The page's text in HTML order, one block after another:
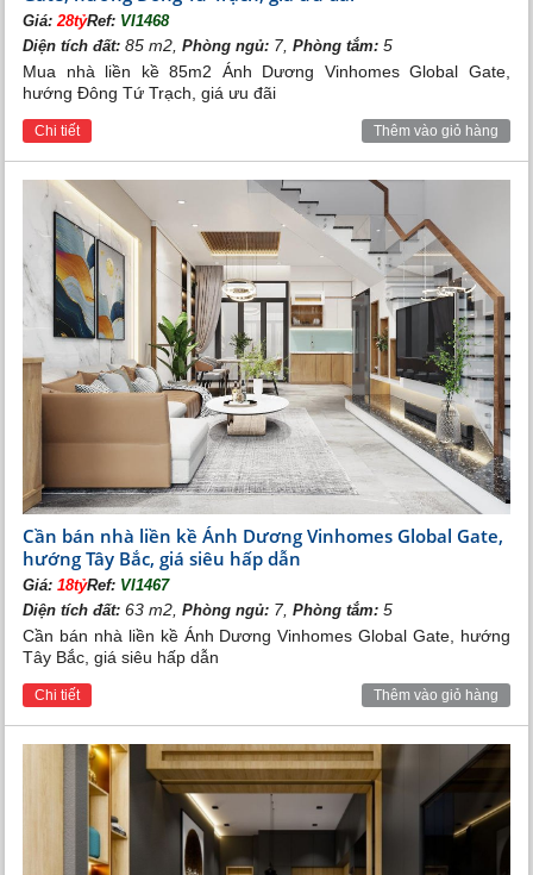
Giá:28tỷRef: VI1468
Diện tích đất: 85 m2,Phòng ngủ: 7,Phòng tắm: 5
Mua nhà liền kề 85m2 Ánh Dương Vinhomes Global Gate,
hướng Đông Tứ Trạch, giá ưu đãi
Chi tiết Thêm vào giỏ hàng
Cần bán nhà liền kề Ánh Dương Vinhomes Global Gate,
hướng Tây Bắc, giá siêu hấp dẫn
Giá:18tỷRef: VI1467
Diện tích đất: 63 m2,Phòng ngủ: 7,Phòng tắm: 5
Cần bán nhà liền kề Ánh Dương Vinhomes Global Gate, hướng
Tây Bắc, giá siêu hấp dẫn
Chi tiết Thêm vào giỏ hàng